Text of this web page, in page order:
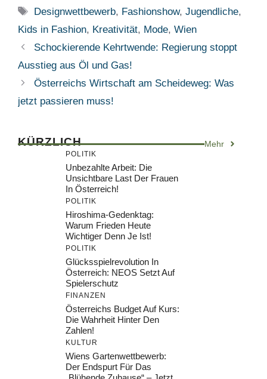
Schlagwörter
Designwettbewerb, Fashionshow,Jugendliche,
Kids in Fashion, Kreativität, Mode, Wien
Schockierende Kehrtwende: Regierung stoppt
Ausstieg aus Öl und Gas!
Österreichs Wirtschaft am Scheideweg: Was
jetzt passieren muss!
KÜRZLICH Mehr
POLITIK
Unbezahlte Arbeit: Die
Unsichtbare Last Der Frauen
In Österreich!
POLITIK
Hiroshima-Gedenktag:
Warum Frieden Heute
Wichtiger Denn Je Ist!
POLITIK
Glücksspielrevolution In
Österreich: NEOS Setzt Auf
Spielerschutz
FINANZEN
Österreichs Budget Auf Kurs:
Die Wahrheit Hinter Den
Zahlen!
KULTUR
Wiens Gartenwettbewerb:
Der Endspurt Für Das